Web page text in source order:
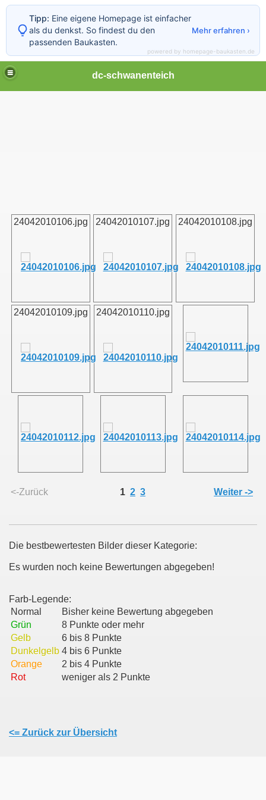
dc-schwanenteich
24042010106.jpg 24042010107.jpg 24042010108.jpg
24042010109.jpg 24042010110.jpg
<-Zurück 1 2 3 Weiter ->
Die bestbewertesten Bilder dieser Kategorie:
Es wurden noch keine Bewertungen abgegeben!
Farb-Legende:
Normal
Bisher keine Bewertung abgegeben
Grün
8 Punkte oder mehr
Gelb
6 bis 8 Punkte
Dunkelgelb 4 bis 6 Punkte
Orange
2 bis 4 Punkte
Rot
weniger als 2 Punkte
<= Zurück zur Übersicht
Tipp: Eine eigene Homepage ist einfacher
als du denkst. So findest du den
passenden Baukasten.
Mehr erfahren ›
powered by homepage-baukasten.de